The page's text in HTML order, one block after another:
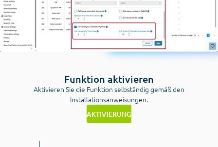
Funktion aktivieren
Aktivieren Sie die Funktion selbständig gemäß den
Installationsanweisungen.
AKTIVIERUNG